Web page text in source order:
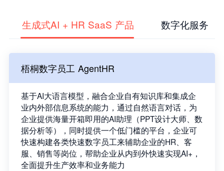
生成式AI + HR SaaS 产品 数字化服务
梧桐数字员工 AgentHR
基于AI大语言模型，融合企业自有知识库和集成企
业内外部信息系统的能力，通过自然语言对话，为
企业提供海量开箱即用的AI助理（PPT设计大师、数
据分析等），同时提供一个低门槛的平台，企业可
快速构建各类快速数字员工来辅助企业的HR、客
服、销售等岗位，帮助企业从内到外快速实现AI+，
全面提升生产效率和业务能力